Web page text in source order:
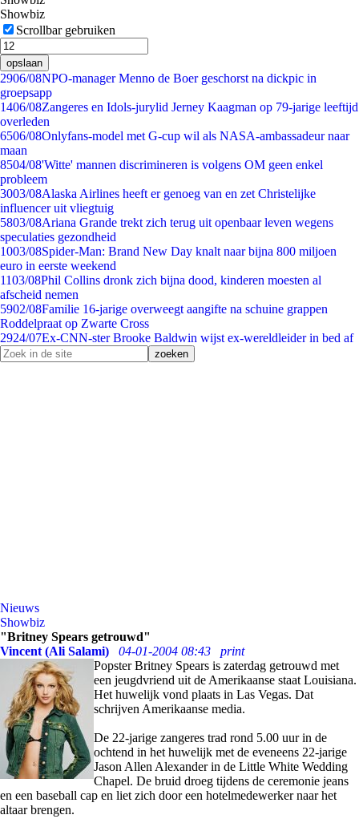
Showbiz
Scrollbar gebruiken
opslaan
2906/08NPO-manager Menno de Boer geschorst na dickpic in
groepsapp
1406/08Zangeres en Idols-jurylid Jerney Kaagman op 79-jarige leeftijd
overleden
6506/08Onlyfans-model met G-cup wil als NASA-ambassadeur naar
maan
8504/08'Witte' mannen discrimineren is volgens OM geen enkel
probleem
3003/08Alaska Airlines heeft er genoeg van en zet Christelijke
influencer uit vliegtuig
5803/08Ariana Grande trekt zich terug uit openbaar leven wegens
speculaties gezondheid
1003/08Spider-Man: Brand New Day knalt naar bijna 800 miljoen
euro in eerste weekend
1103/08Phil Collins dronk zich bijna dood, kinderen moesten al
afscheid nemen
5902/08Familie 16-jarige overweegt aangifte na schuine grappen
Roddelpraat op Zwarte Cross
2924/07Ex-CNN-ster Brooke Baldwin wijst ex-wereldleider in bed af
Nieuws
Showbiz
"Britney Spears getrouwd"
Vincent (Ali Salami)
04-01-2004 08:43
print
Popster Britney Spears is zaterdag getrouwd met
een jeugdvriend uit de Amerikaanse staat Louisiana.
Het huwelijk vond plaats in Las Vegas. Dat
schrijven Amerikaanse media.
De 22-jarige zangeres trad rond 5.00 uur in de
ochtend in het huwelijk met de eveneens 22-jarige
Jason Allen Alexander in de Little White Wedding
Chapel. De bruid droeg tijdens de ceremonie jeans
en een baseball cap en liet zich door een hotelmedewerker naar het
altaar brengen.